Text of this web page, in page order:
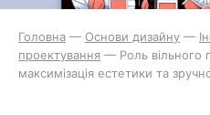
Головна — Основи дизайну —
проектування — Роль вільного
максимізація естетики та